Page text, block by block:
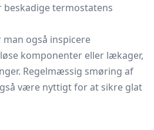
beskadige termostatens
også inspicere
komponenter eller lækager,
Regelmæssig smøring af
være nyttigt for at sikre glat